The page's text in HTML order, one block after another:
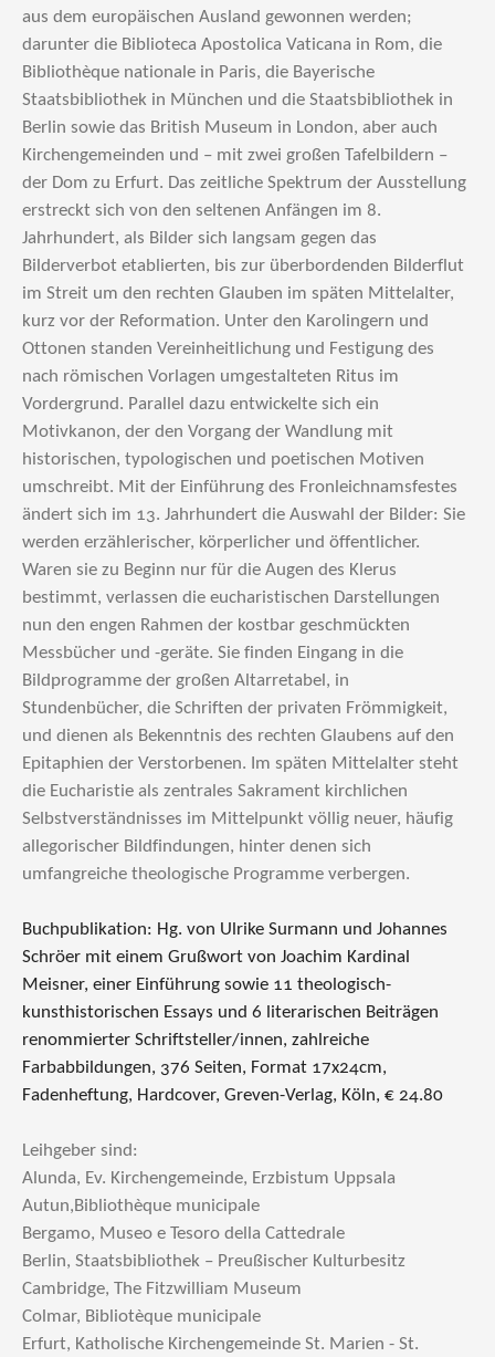
aus dem europäischen Ausland gewonnen werden;
darunter die Biblioteca Apostolica Vaticana in Rom, die
Bibliothèque nationale in Paris, die Bayerische
Staatsbibliothek in München und die Staatsbibliothek in
Berlin sowie das British Museum in London, aber auch
Kirchengemeinden und – mit zwei großen Tafelbildern –
der Dom zu Erfurt. Das zeitliche Spektrum der Ausstellung
erstreckt sich von den seltenen Anfängen im 8.
Jahrhundert, als Bilder sich langsam gegen das
Bilderverbot etablierten, bis zur überbordenden Bilderflut
im Streit um den rechten Glauben im späten Mittelalter,
kurz vor der Reformation. Unter den Karolingern und
Ottonen standen Vereinheitlichung und Festigung des
nach römischen Vorlagen umgestalteten Ritus im
Vordergrund. Parallel dazu entwickelte sich ein
Motivkanon, der den Vorgang der Wandlung mit
historischen, typologischen und poetischen Motiven
umschreibt. Mit der Einführung des Fronleichnams­festes
ändert sich im 13. Jahrhundert die Auswahl der Bilder: Sie
werden erzählerischer, körperlicher und öffentlicher.
Waren sie zu Beginn nur für die Augen des Klerus
bestimmt, verlassen die eucharistischen Darstellungen
nun den engen Rahmen der kostbar geschmückten
Messbücher und -geräte. Sie finden Eingang in die
Bildprogramme der großen Altarretabel, in
Stundenbücher, die Schriften der privaten Frömmigkeit,
und dienen als Bekenntnis des rechten Glaubens auf den
Epitaphien der Verstorbenen. Im späten Mittelalter steht
die Eucharistie als zentrales Sakrament kirchlichen
Selbstverständnisses im Mittelpunkt völlig neuer, häufig
allegorischer Bildfindungen, hinter denen sich
umfangreiche theologische Programme verbergen.
Buchpublikation: Hg. von Ulrike Surmann und Johannes
Schröer mit einem Grußwort von Joachim Kardinal
Meisner, einer Einführung sowie 11 theologisch-
kunsthistorischen Essays und 6 literarischen Beiträgen
renommierter Schriftsteller/innen, zahlreiche
Farbabbildungen, 376 Seiten, Format 17x24cm,
Fadenheftung, Hardcover, Greven-Verlag, Köln, € 24.80
Leihgeber sind:
Alunda, Ev. Kirchengemeinde, Erzbistum Uppsala
Autun,Bibliothèque municipale
Bergamo, Museo e Tesoro della Cattedrale
Berlin, Staatsbibliothek – Preußischer Kulturbesitz
Cambridge, The Fitzwilliam Museum
Colmar, Bibliotèque municipale
Erfurt, Katholische Kirchengemeinde St. Marien - St.